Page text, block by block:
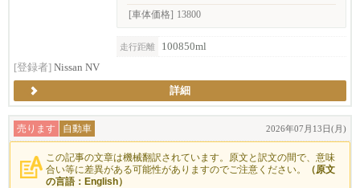
[車体価格] 13800
走行距離
100850ml
[登録者] Nissan NV
詳細
売ります 自動車 2026年07月13日(月)
この記事の文章は機械翻訳されています。原文と訳文の間で、意味
合い等に差異がある可能性がありますのでご注意ください。
（原文
の言語：English）